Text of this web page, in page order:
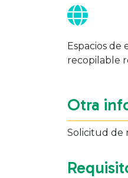
Espacios de
recopilable
Otra
Solicitud de